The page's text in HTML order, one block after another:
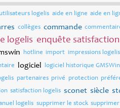
logelis aide en ligne aide en
collèges commande
logelis enquête satisfaction
hotline import impressions logelis
logiciel logiciel historique GMSWin
partenaires privé protection
satisfaction logelis sconet siècle
logelis supprimer le stock